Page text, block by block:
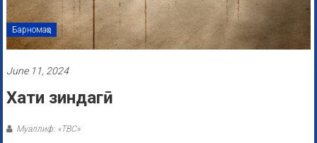
Барномаҳо
June 11, 2024
Хати зиндагӣ
Муаллиф: «ТВС»